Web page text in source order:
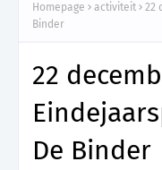
Homepage activiteit
22
Binder
22
De Binder